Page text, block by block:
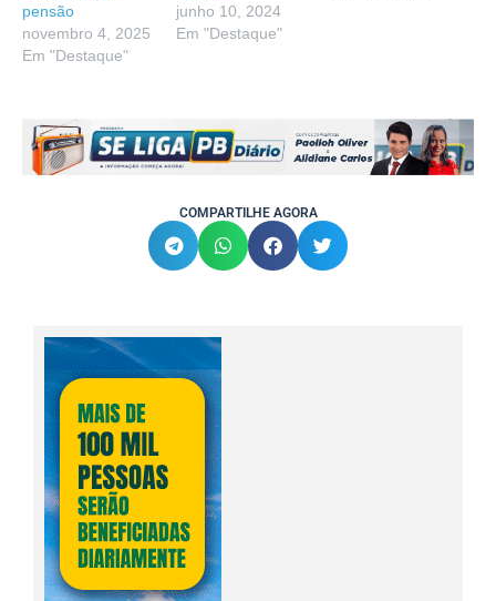
pensão
novembro 4, 2025
Em "Destaque"
junho 10, 2024
Em "Destaque"
COMPARTILHE AGORA